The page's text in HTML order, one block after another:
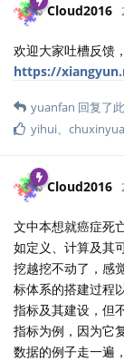
Cloud2016
欢迎大家吐槽反馈
https://
yuanfan 回复了
yihui、
Cloud2016
文中本想就癌症死
如定义、计算及其
挖越挖不动了，感
标体系的搭建过程
指标及其建设，但
指标为例，因为它
数据的例子走一遍